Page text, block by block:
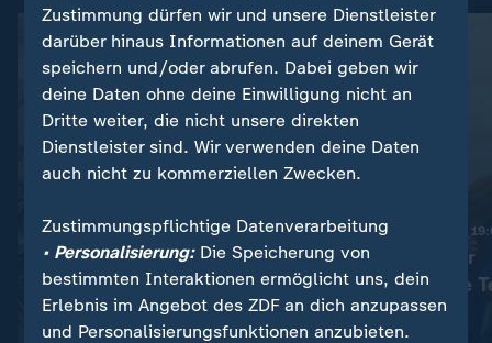
Nachrichten | heute 19:00 Uhr:
Viele Tote in der Ukraine
Nachrichten | heute
Haftstrafen für
rechtsextreme
Video
Zustimmung dürfen wir und unsere Dienstleister
darüber hinaus Informationen auf deinem Gerät
speichern und/oder abrufen. Dabei geben wir
deine Daten ohne deine Einwilligung nicht an
Dritte weiter, die nicht unsere direkten
Dienstleister sind. Wir verwenden deine Daten
auch nicht zu kommerziellen Zwecken.
Zustimmungspflichtige Datenverarbeitung
• Personalisierung:Die Speicherung von
bestimmten Interaktionen ermöglicht uns, dein
Erlebnis im Angebot des ZDF an dich anzupassen
und Personalisierungsfunktionen anzubieten.